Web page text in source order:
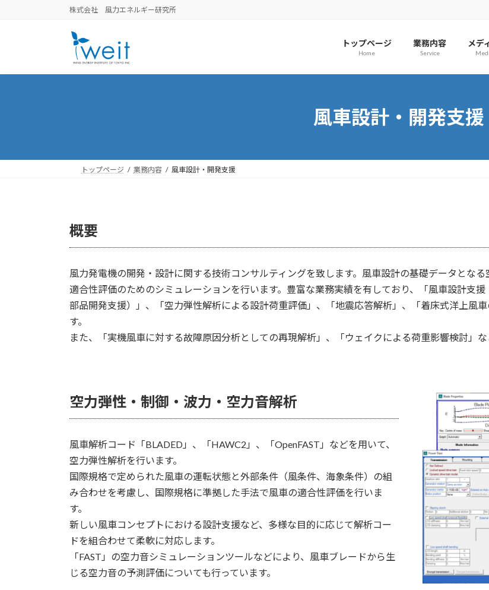
へ
ョ
株式会社 風力エネルギー研究所
トップページ
Home
業務内容
Service
メデ
風車設計・開発支援
トップページ 業務内容 風車設計・開発支援
概要
風力発電機の開発・設計に関する技術コンサルティングを致します。風車設計の基礎データとな
適合性評価のためのシミュレーションを行います。豊富な業務実績を有しており、「風車設計支
部品開発支援）」、「空力弾性解析による設計荷重評価」、「地震応答解析」、「着床式洋上風
す。
また、「実機風車に対する故障原因分析としての再現解析」、「ウェイクによる荷重影響検討」な
空力弾性・制御・波力・空力音解析
風車解析コード「BLADED」、「HAWC2」、「OpenFAST」などを用いて、
空力弾性解析を行います。
国際規格で定められた風車の運転状態と外部条件（風条件、海象条件）の組
み合わせを考慮し、国際規格に準拠した手法で風車の適合性評価を行いま
す。
新しい風車コンセプトにおける設計支援など、多様な目的に応じて解析コー
ドを組合わせて柔軟に対応します。
「FAST」の空力音シミュレーションツールなどにより、風車ブレードから生
じる空力音の予測評価についても行っています。